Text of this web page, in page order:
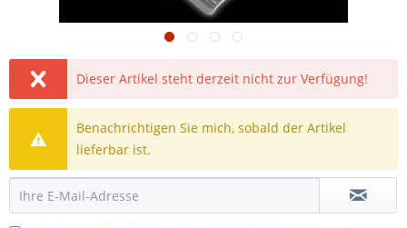
Dieser Artikel steht derzeit nicht zur Verfügung!
Benachrichtigen Sie mich, sobald der Artikel
lieferbar ist.